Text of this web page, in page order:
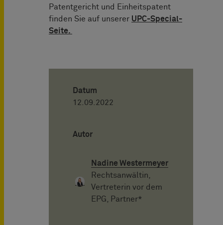
Patentgericht und Einheitspatent
finden Sie auf unserer UPC-Special-
Seite.
Datum
12.09.2022
Autor
Nadine Westermeyer
Rechtsanwältin,
Vertreterin vor dem
EPG, Partner*